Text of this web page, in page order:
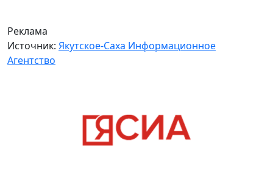
Реклама
Источник: Якутское-Саха Информационное
Агентство